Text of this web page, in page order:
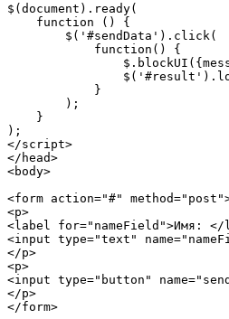
$(document).ready(
    function () {
        $('#sendData').click(
            function() {
            }
        );
    }
);
</script>
</head>
<body>
<form action="#"
<p>
<label for="nameField">Имя: </
<input type="text"
</p>
<p>
<input type="button"
</p>
</form>